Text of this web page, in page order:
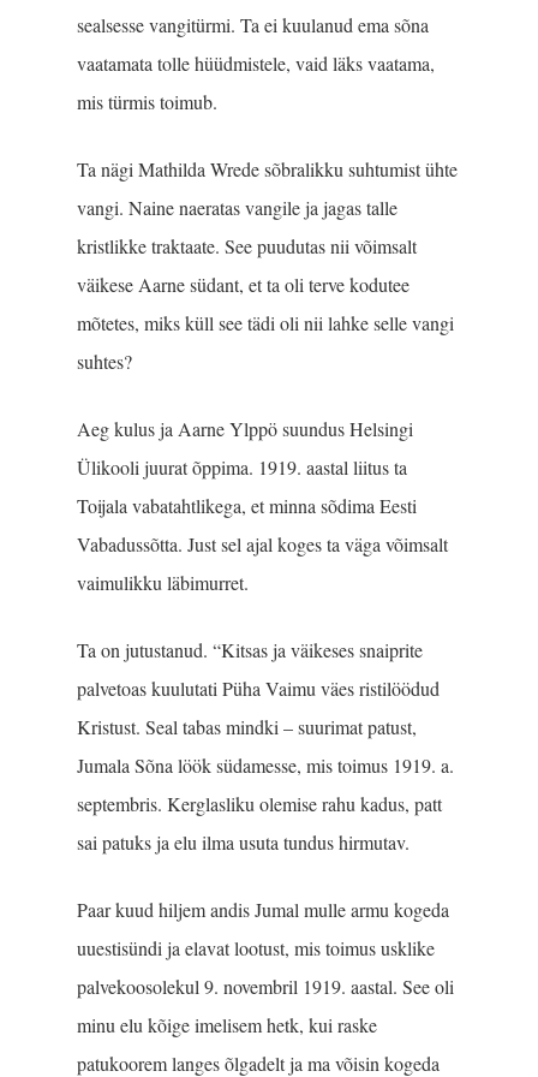
sealsesse vangitürmi. Ta ei kuulanud ema sõna
vaatamata tolle hüüdmistele, vaid läks vaatama,
mis türmis toimub.
Ta nägi Mathilda Wrede sõbralikku suhtumist ühte
vangi. Naine naeratas vangile ja jagas talle
kristlikke traktaate. See puudutas nii võimsalt
väikese Aarne südant, et ta oli terve kodutee
mõtetes, miks küll see tädi oli nii lahke selle vangi
suhtes?
Aeg kulus ja Aarne Ylppö suundus Helsingi
Ülikooli juurat õppima. 1919. aastal liitus ta
Toijala vabatahtlikega, et minna sõdima Eesti
Vabadussõtta. Just sel ajal koges ta väga võimsalt
vaimulikku läbimurret.
Ta on jutustanud. “Kitsas ja väikeses snaiprite
palvetoas kuulutati Püha Vaimu väes ristilöödud
Kristust. Seal tabas mindki – suurimat patust,
Jumala Sõna löök südamesse, mis toimus 1919. a.
septembris. Kerglasliku olemise rahu kadus, patt
sai patuks ja elu ilma usuta tundus hirmutav.
Paar kuud hiljem andis Jumal mulle armu kogeda
uuestisündi ja elavat lootust, mis toimus usklike
palvekoosolekul 9. novembril 1919. aastal. See oli
minu elu kõige imelisem hetk, kui raske
patukoorem langes õlgadelt ja ma võisin kogeda